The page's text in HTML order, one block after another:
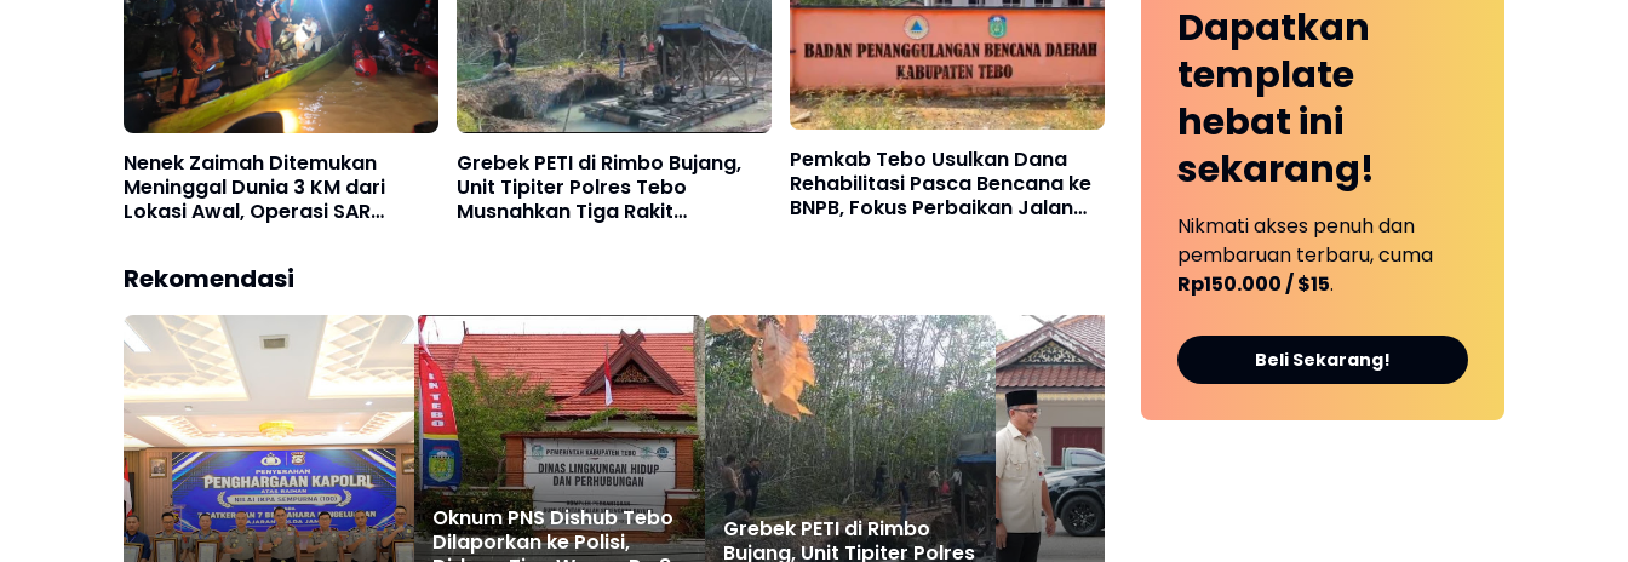
Nenek Zaimah Ditemukan
Meninggal Dunia 3 KM dari
Lokasi Awal, Operasi SAR
Grebek PETI di Rimbo Bujang,
Unit Tipiter Polres Tebo
Musnahkan Tiga Rakit
Pemkab Tebo Usulkan Dana
Rehabilitasi Pasca Bencana ke
BNPB, Fokus Perbaikan Jalan
Rekomendasi
Oknum PNS Dishub Tebo
Dilaporkan ke Polisi,
Grebek PETI di Rimbo
Bujang, Unit Tipiter Polres
SNT Tebo Mulai Gelar
Dapatkan
template
hebat ini
sekarang!
Nikmati akses penuh dan
pembaruan terbaru, cuma
Rp150.000 / $15.
Beli Sekarang!